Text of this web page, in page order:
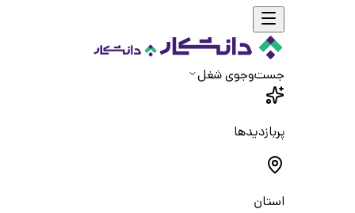
جست‌و‌جوی شغل
پربازدیدها
استان